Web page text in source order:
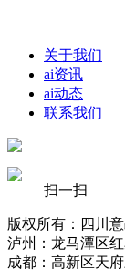
关于我们
ai资讯
ai动态
联系我们
扫一扫
版权所有：四川
泸州：龙马潭区
成都：高新区天